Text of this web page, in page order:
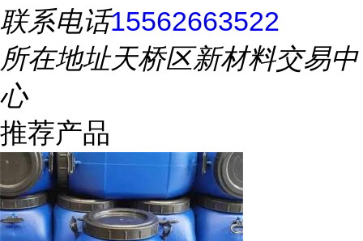
联系电话15562663522
所在地址天桥区新材料交易中
心
推荐产品